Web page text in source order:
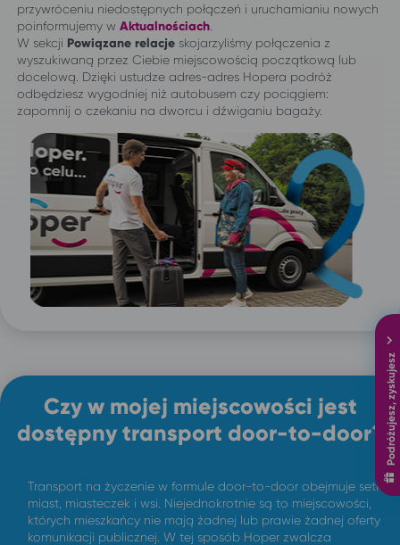
Podróżujesz, zyskujesz
przywróceniu niedostępnych połączeń i uruchamianiu nowych
poinformujemy w Aktualnościach
W sekcji Powiązane relacje skojarzyliśmy połączenia z
wyszukiwaną przez Ciebie miejscowością początkową lub
docelową. Dzięki ustudze adres-adres Hopera podróż
odbędziesz wygodniej niż autobusem czy pociągiem:
zapomnij o czekaniu na dworcu i dźwiganiu bagaży.
Czy w mojej miejscowości jest
dostępny transport door-to-door?
Transport na życzenie w formule door-to-door obejmuje setki
miast, miasteczek i wsi. Niejednokrotnie są to miejscowości,
których mieszkańcy nie mają żadnej lub prawie żadnej oferty
komunikacji publicznej. W tej sposób Hoper zwalcza